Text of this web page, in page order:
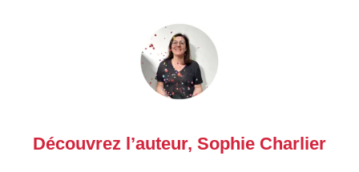
Découvrez l’auteur, Sophie Charlier